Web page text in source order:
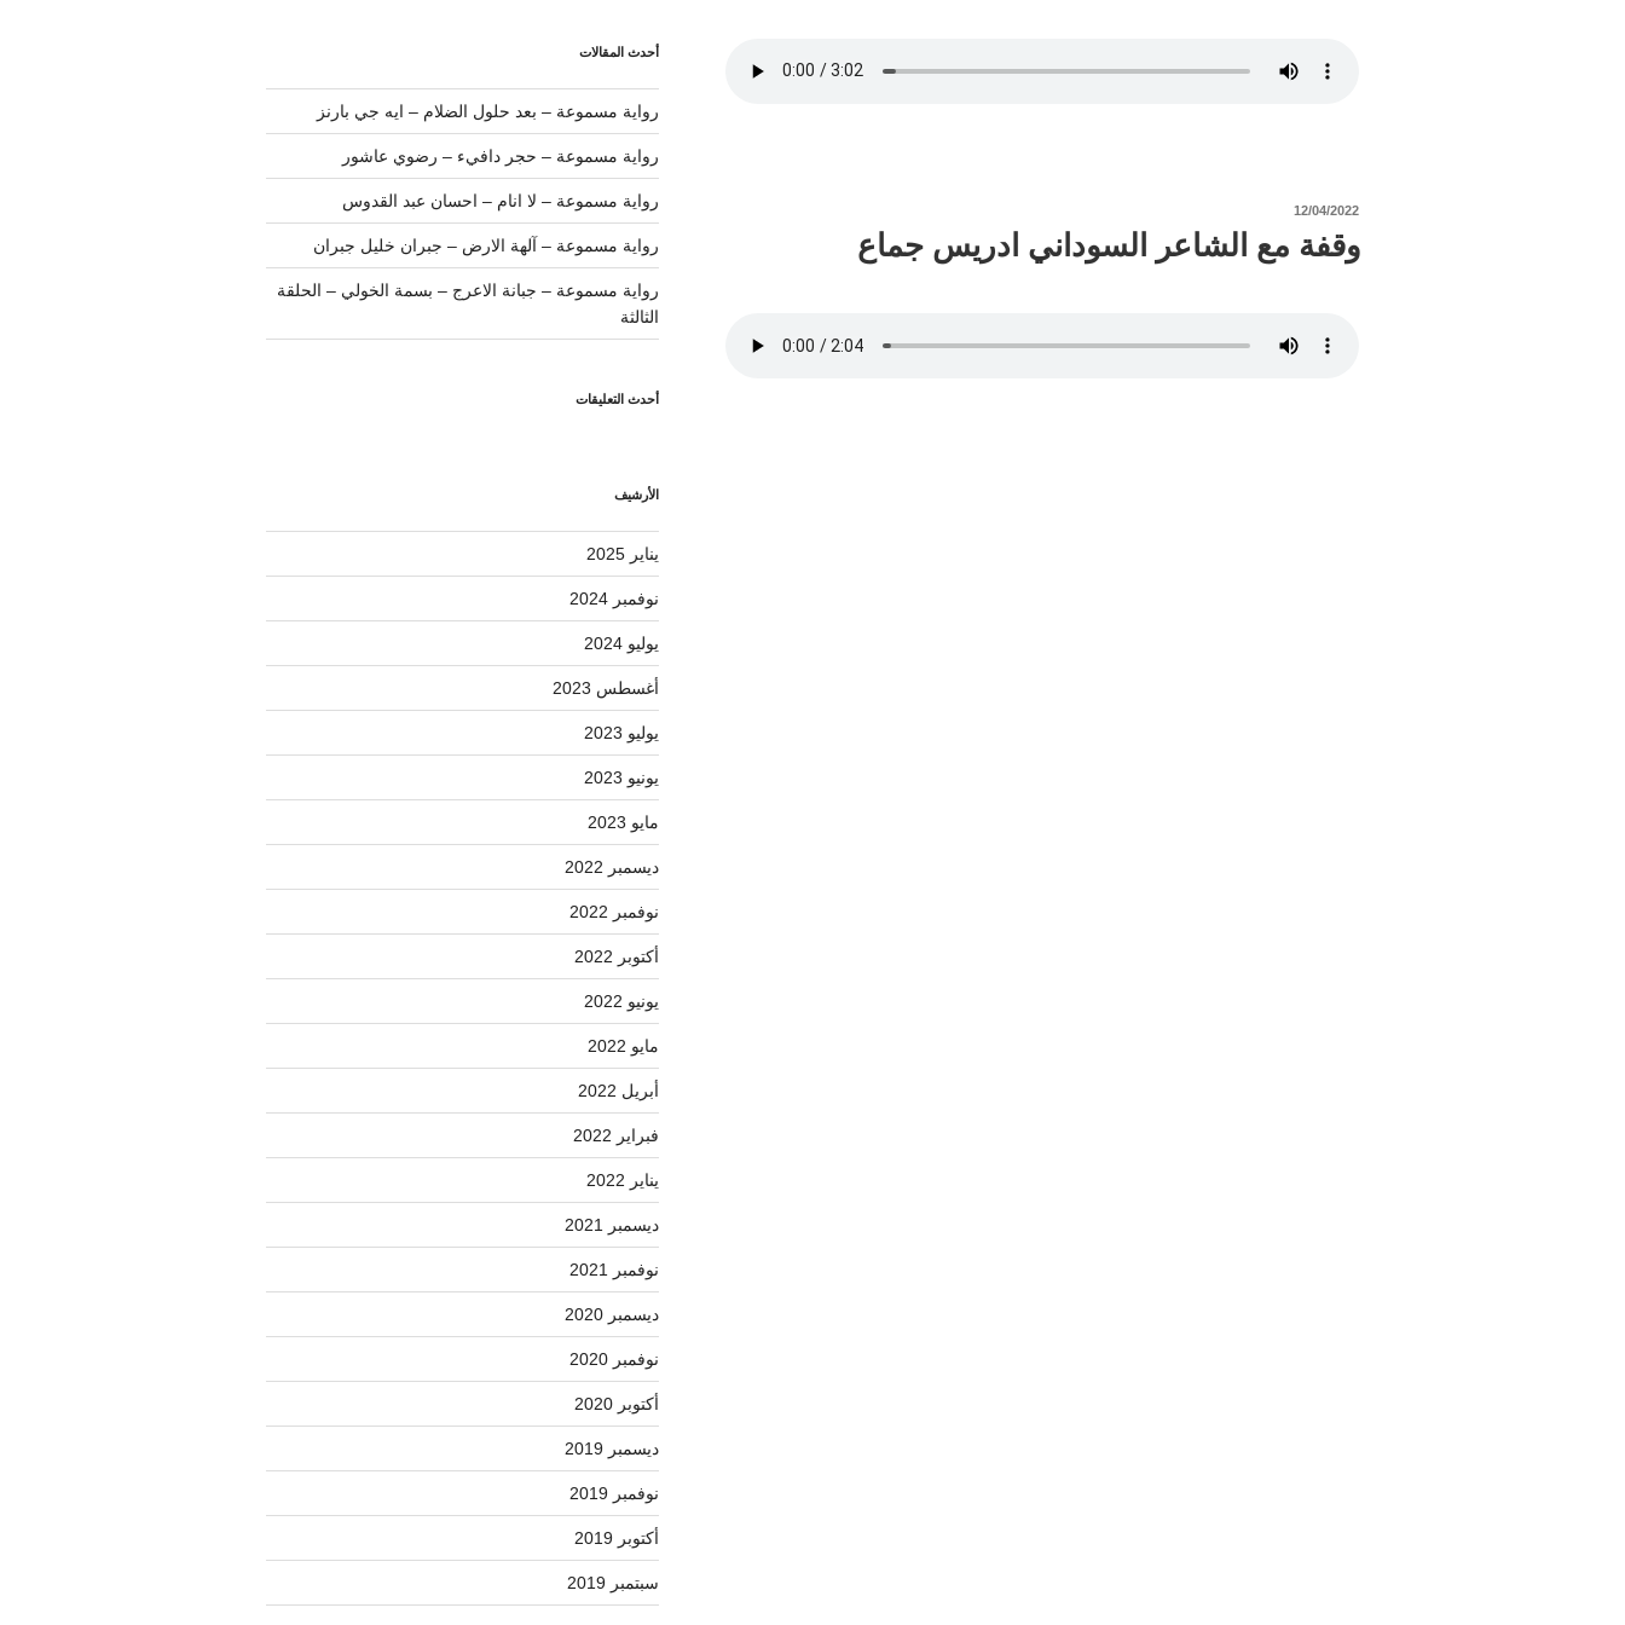
نُشر
12/04/2022
وقفة مع الشاعر السوداني ادريس جماع
أحدث المقالات
رواية مسموعة – بعد حلول الضلام – ايه جي بارنز
رواية مسموعة – حجر دافيء – رضوي عاشور
رواية مسموعة – لا انام – احسان عبد القدوس
رواية مسموعة – آلهة الارض – جبران خليل جبران
رواية مسموعة – جبانة الاعرج – بسمة الخولي – الحلقة
الثالثة
أحدث التعليقات
الأرشيف
يناير 2025
نوفمبر 2024
يوليو 2024
أغسطس 2023
يوليو 2023
يونيو 2023
مايو 2023
ديسمبر 2022
نوفمبر 2022
أكتوبر 2022
يونيو 2022
مايو 2022
أبريل 2022
فبراير 2022
يناير 2022
ديسمبر 2021
نوفمبر 2021
ديسمبر 2020
نوفمبر 2020
أكتوبر 2020
ديسمبر 2019
نوفمبر 2019
أكتوبر 2019
سبتمبر 2019